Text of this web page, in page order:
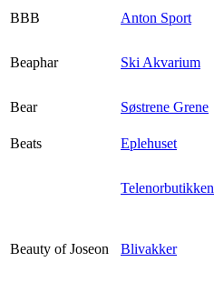
BBB
Anton Sport
Beaphar Ski Akvarium
Bear
Søstrene Grene
Beats
Eplehuset
Telenorbutikken
Beauty of Joseon Blivakker